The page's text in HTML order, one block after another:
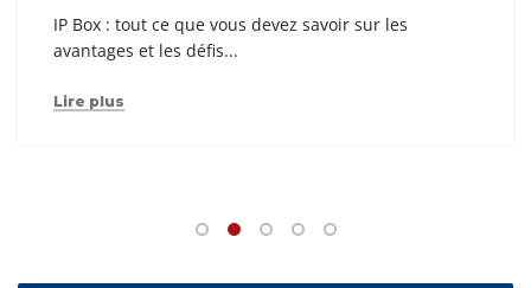
IP Box : tout ce que vous devez savoir sur les
avantages et les défis...
Lire plus